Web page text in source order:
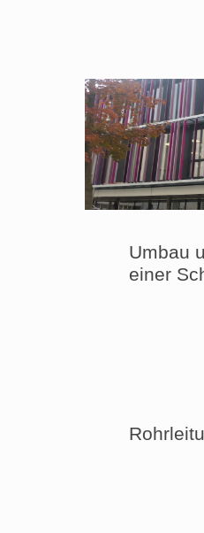
Umbau
einer